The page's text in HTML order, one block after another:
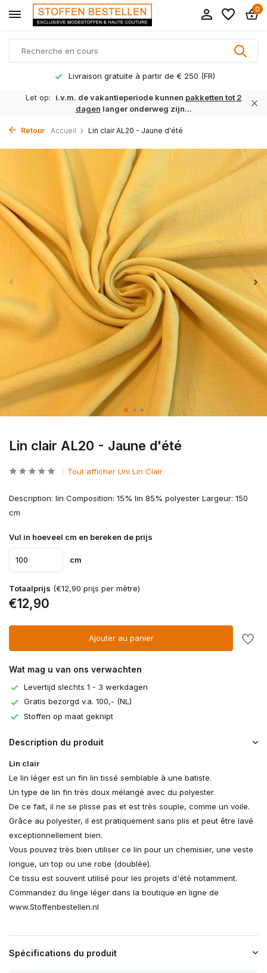
0
Livraison gratuite à partir de € 250 (FR)
Let op: i.v.m. de vakantieperiode kunnen pakketten tot 2
dagen langer onderweg zijn...
Retour Accueil Lin clair AL20 - Jaune d'été
Lin clair AL20 - Jaune d'été
Tout afficher Uni Lin Clair
Description: lin Composition: 15% lin 85% polyester Largeur: 150
cm
Vul in hoeveel cm en bereken de prijs
cm
Totaalprijs (€12,90 prijs per mètre)
€12,90
Ajouter au panier
Wat mag u van ons verwachten
Levertijd slechts 1 - 3 werkdagen
Gratis bezorgd v.a. 100,- (NL)
Stoffen op maat geknipt
Description du produit
Lin clair
Le lin léger est un fin lin tissé semblable à une batiste.
Un type de lin fin très doux mélangé avec du polyester.
De ce fait, il ne se plisse pas et est très souple, comme un voile.
Grâce au polyester, il est pratiquement sans plis et peut être lavé
exceptionnellement bien.
Vous pouvez très bien utiliser ce lin pour un chemisier, une veste
longue, un top ou une robe (doublée).
Ce tissu est souvent utilisé pour les projets d'été notamment.
Commandez du linge léger dans la boutique en ligne de
www.Stoffenbestellen.nl
Spécifications du produit